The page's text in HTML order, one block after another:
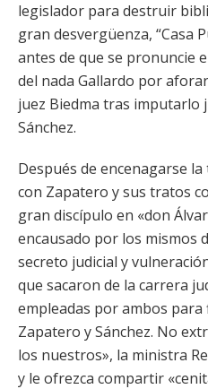
legislador para destruir
gran desvergüenza, “Casa
antes de que se pronuncie
del nada Gallardo por
juez Biedma tras imputarlo
Sánchez.
Después de encenagarse
con Zapatero y sus tratos
gran discípulo en «don
encausado por los mismos
secreto judicial y
que sacaron de la carrera
empleadas por ambos
Zapatero y Sánchez. No
los nuestros», la ministra
y le ofrezca compartir